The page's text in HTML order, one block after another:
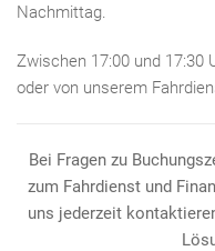
Nachmittag.
Zwischen 17:00 und 17:30
oder von unserem
Bei Fragen zu
zum Fahrdienst und
uns jederzeit